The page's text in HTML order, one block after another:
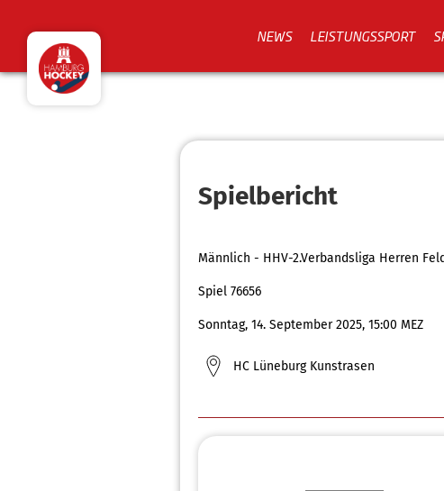
NEWS LEISTUNGSSPORT
Spielbericht
Männlich - HHV-2.Verbandsliga Herren Feld
Spiel 76656
Sonntag, 14. September 2025, 15:00 MEZ
HC Lüneburg Kunstrasen